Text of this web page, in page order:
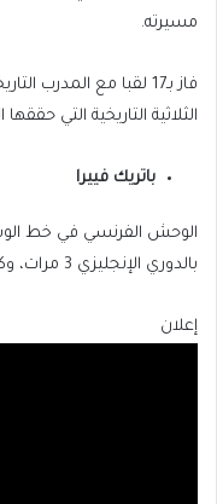
مسيرته.
فاز بـ17 لقبا مع
الثلاثية التاريخية التي حققها
باتريك فييرا
الوحش الفرنسي في خط
بالدوري الإنجليزي 3 مرات، وكان قائد “فريق اللاهزيمة” في عام 2004.
إعلان